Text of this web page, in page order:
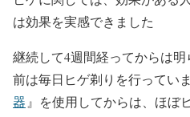
は効果を実感できました
継続して4週間経ってからは
前は毎日ヒゲ剃りを行ってい
器 』を使用してからは、ほぼ